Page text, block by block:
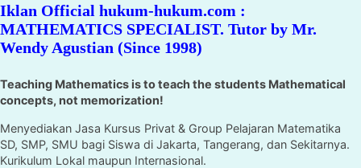
Iklan Official hukum-hukum.com :
MATHEMATICS SPECIALIST. Tutor by Mr.
Wendy Agustian (Since 1998)
Teaching Mathematics is to teach the students Mathematical
concepts, not memorization!
Menyediakan Jasa Kursus Privat & Group Pelajaran Matematika
SD, SMP, SMU bagi Siswa di Jakarta, Tangerang, dan Sekitarnya.
Kurikulum Lokal maupun Internasional.